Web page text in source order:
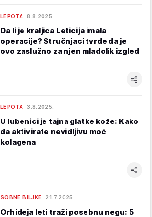
LEPOTA 8.8.2025.
Da li je kraljica Leticija imala
operacije? Stručnjaci tvrde da je
ovo zaslužno za njen mladolik izgled
LEPOTA 3.8.2025.
U lubenici je tajna glatke kože: Kako
da aktivirate nevidljivu moć
kolagena
SOBNE BILJKE 21.7.2025.
Orhideja leti traži posebnu negu: 5